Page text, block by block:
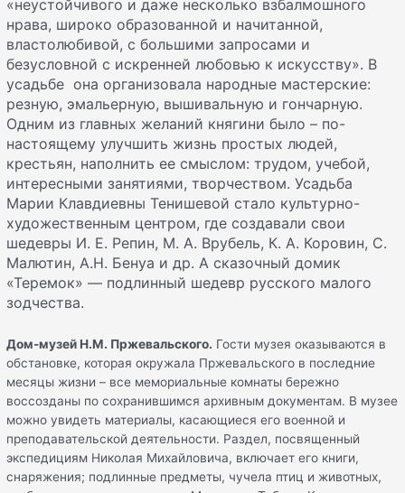
«неустойчивого и даже несколько взбалмошного
нрава, широко образованной и начитанной,
властолюбивой, с большими запросами и
безусловной с искренней любовью к искусству». В
усадьбе она организовала народные мастерские:
резную, эмальерную, вышивальную и гончарную.
Одним из главных желаний княгини было – по-
настоящему улучшить жизнь простых людей,
крестьян, наполнить ее смыслом: трудом, учебой,
интересными занятиями, творчеством. Усадьба
Марии Клавдиевны Тенишевой стало культурно-
художественным центром, где создавали свои
шедевры И. Е. Репин, М. А. Врубель, К. А. Коровин, С.
Малютин, А.Н. Бенуа и др. А сказочный домик
«Теремок» — подлинный шедевр русского малого
зодчества.
Дом-музей Н.М. Пржевальского. Гости музея оказываются в
обстановке, которая окружала Пржевальского в последние
месяцы жизни – все мемориальные комнаты бережно
воссозданы по сохранившимся архивным документам. В музее
можно увидеть материалы, касающиеся его военной и
преподавательской деятельности. Раздел, посвященный
экспедициям Николая Михайловича, включает его книги,
снаряжения; подлинные предметы, чучела птиц и животных,